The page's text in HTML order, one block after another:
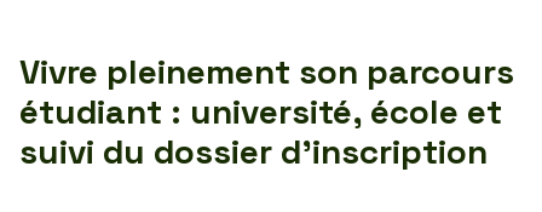
Vivre pleinement son parcours
étudiant : université, école et
suivi du dossier d’inscription